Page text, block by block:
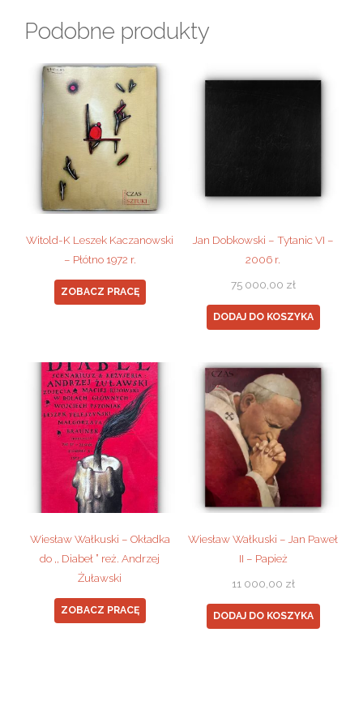
Podobne produkty
Witold-K Leszek Kaczanowski
– Płótno 1972 r.
ZOBACZ PRACĘ
Jan Dobkowski – Tytanic VI –
2006 r.
75 000,00 zł
DODAJ DO KOSZYKA
Wiesław Wałkuski – Okładka
do ,, Diabeł ” reż. Andrzej
Żuławski
ZOBACZ PRACĘ
Wiesław Wałkuski – Jan Paweł
II – Papież
11 000,00 zł
DODAJ DO KOSZYKA